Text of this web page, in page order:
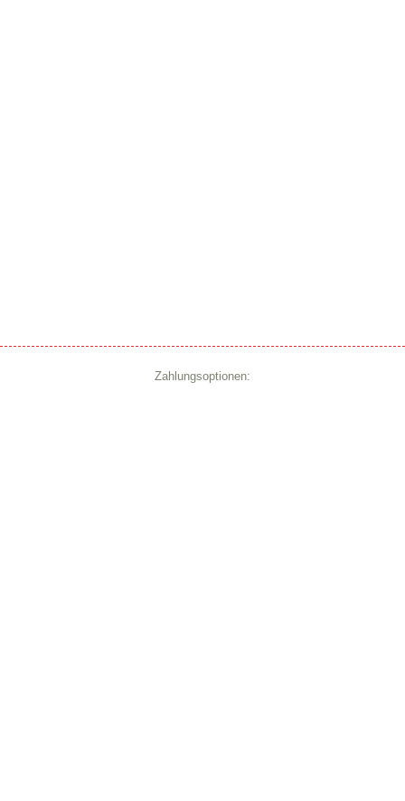
Zahlungsoptionen: